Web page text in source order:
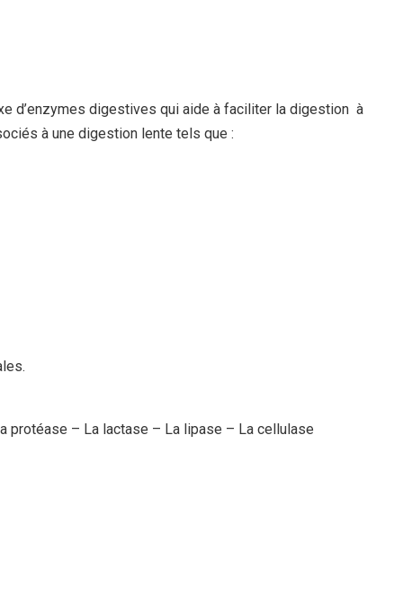
d’enzymes digestives qui aide à faciliter la digestion à
à une digestion lente tels que :
protéase – La lactase – La lipase – La cellulase